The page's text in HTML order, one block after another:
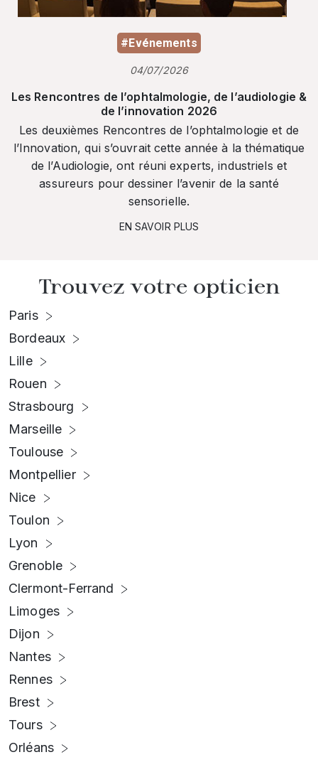
#Evénements
04/07/2026
Les Rencontres de l’ophtalmologie, de l’audiologie &
de l’innovation 2026
Les deuxièmes Rencontres de l’ophtalmologie et de
l’Innovation, qui s’ouvrait cette année à la thématique
de l’Audiologie, ont réuni experts, industriels et
assureurs pour dessiner l’avenir de la santé
sensorielle.
EN SAVOIR PLUS
Trouvez votre opticien
Paris
Bordeaux
Lille
Rouen
Strasbourg
Marseille
Toulouse
Montpellier
Nice
Toulon
Lyon
Grenoble
Clermont-Ferrand
Limoges
Dijon
Nantes
Rennes
Brest
Tours
Orléans